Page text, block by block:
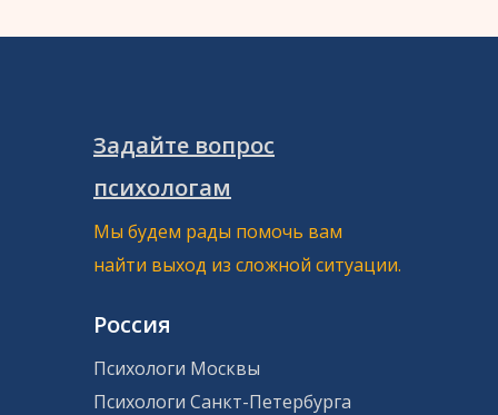
Задайте вопрос
психологам
Мы будем рады помочь вам
найти выход из сложной ситуации.
Россия
Психологи Москвы
Психологи Санкт-Петербурга